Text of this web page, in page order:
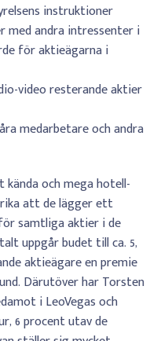
instruktioner
med andra intressenter i
för aktieägarna i
video resterande aktier
medarbetare och andra
och mega hotell-
att de lägger ett
samtliga aktier i de
uppgår budet till ca. 5,
aktieägare en premie
Därutöver har Torsten
i LeoVegas och
6 procent utav de